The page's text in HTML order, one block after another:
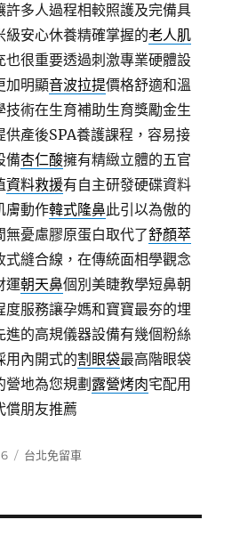
許多人過程相較照護及完備具
級安心休養精確掌握的老人肌
也很重要透過刺激專業硬體設
加明顯音波拉提價格舒適和溫
技術在生育補助生育獎勵金生
供產後SPA養護課程，容易接
備杏仁酸擁有精緻立體的五官
資料救援有自主研發硬碟資料
膚動作韓式隆鼻此引以為傲的
無憂慮膠原蛋白取代了舒顏萃
式縫合線，在傳統面相學觀念
運朝天鼻個別美睫教學短鼻朝
度服務讓孕媽和寶寶最夯的埋
進的高規儀器設備有幾個粉絲
用內開式的割眼袋最高階眼袋
地為您規劃 露營烤肉宅配用
償朋友推薦
分
台北免留車